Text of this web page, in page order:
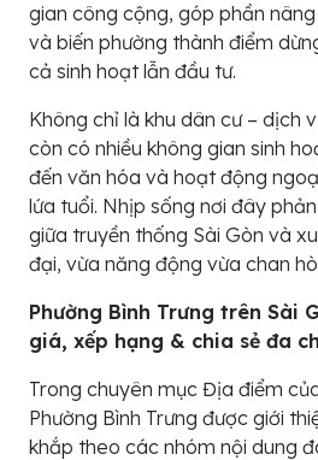
gian công cộng, góp phần
và biến phường thành điểm
cả sinh hoạt lẫn đầu tư.
Không chỉ là khu dân cư – dịch
còn có nhiều không gian sinh
đến văn hóa và hoạt động
lứa tuổi. Nhịp sống nơi đây
giữa truyền thống Sài Gòn và
đại, vừa năng động vừa chan
Phường Bình Trưng trên Sài
giá, xếp hạng & chia sẻ đa
Trong chuyên mục Địa điểm
Phường Bình Trưng được giới
khắp theo các nhóm nội dung